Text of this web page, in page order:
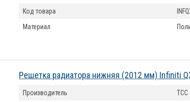
Код товара
Материал
Решетка радиатора нижняя (2012 мм) Infiniti
Производитель
ТСС